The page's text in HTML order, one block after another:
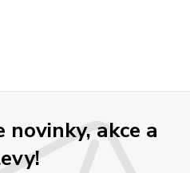
akce a